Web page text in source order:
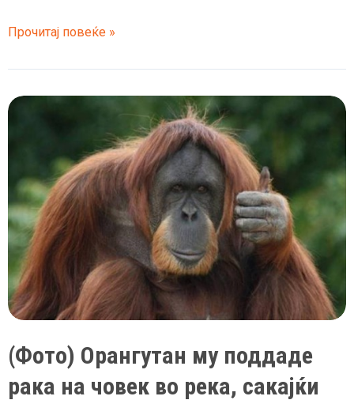
(Видео)
скокале
од
траектот
страв
дека
може
да
се
заразат
со
Прочитај повеќе »
(Фото) Орангутан му поддаде
рака на човек во река, сакајќи